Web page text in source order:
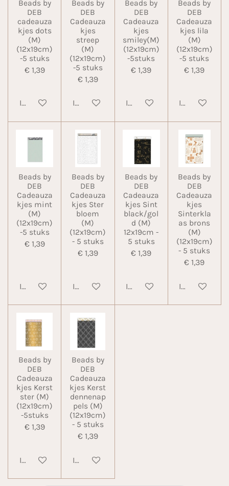
Beads by
DEB
cadeauza
kjes dots
(M)
(12x19cm)
-5 stuks
€ 1,39
In winkelwagen
Beads by
DEB
Cadeauza
kjes
streep
(M)
(12x19cm)
-5 stuks
€ 1,39
In winkelwagen
Beads by
DEB
Cadeauza
kjes
smiley(M)
(12x19cm)
-5stuks
€ 1,39
In winkelwagen
Beads by
DEB
Cadeauza
kjes lila
(M)
(12x19cm)
-5 stuks
€ 1,39
In
Beads by
DEB
Cadeauza
kjes mint
(M)
(12x19cm)
-5 stuks
€ 1,39
In winkelwagen
Beads by
DEB
Cadeauza
kjes Ster
bloem
(M)
(12x19cm)
- 5 stuks
€ 1,39
In winkelwagen
Beads by
DEB
Cadeauza
kjes Sint
black/gol
d (M)
12x19cm -
5 stuks
€ 1,39
In winkelwagen
Beads by
DEB
Cadeauza
kjes
Sinterkla
as brons
(M)
(12x19cm)
- 5 stuks
€ 1,39
In
Beads by
DEB
Cadeauza
kjes Kerst
ster (M)
(12x19cm)
-5stuks
€ 1,39
In winkelwagen
Beads by
DEB
Cadeauza
kjes Kerst
dennenap
pels (M)
(12x19cm)
- 5 stuks
€ 1,39
In winkelwagen